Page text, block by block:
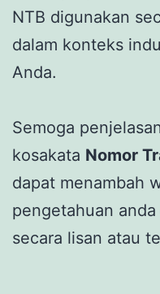
NTB digunakan
dalam konteks
Anda.
Semoga
kosakata Nomor
dapat menambah
pengetahuan
secara lisan atau